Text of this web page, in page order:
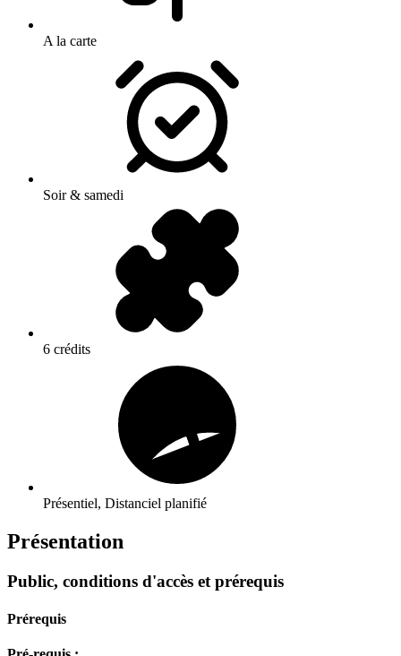
A la carte
Soir & samedi
6 crédits
Présentiel, Distanciel planifié
Présentation
Public, conditions d'accès et prérequis
Prérequis